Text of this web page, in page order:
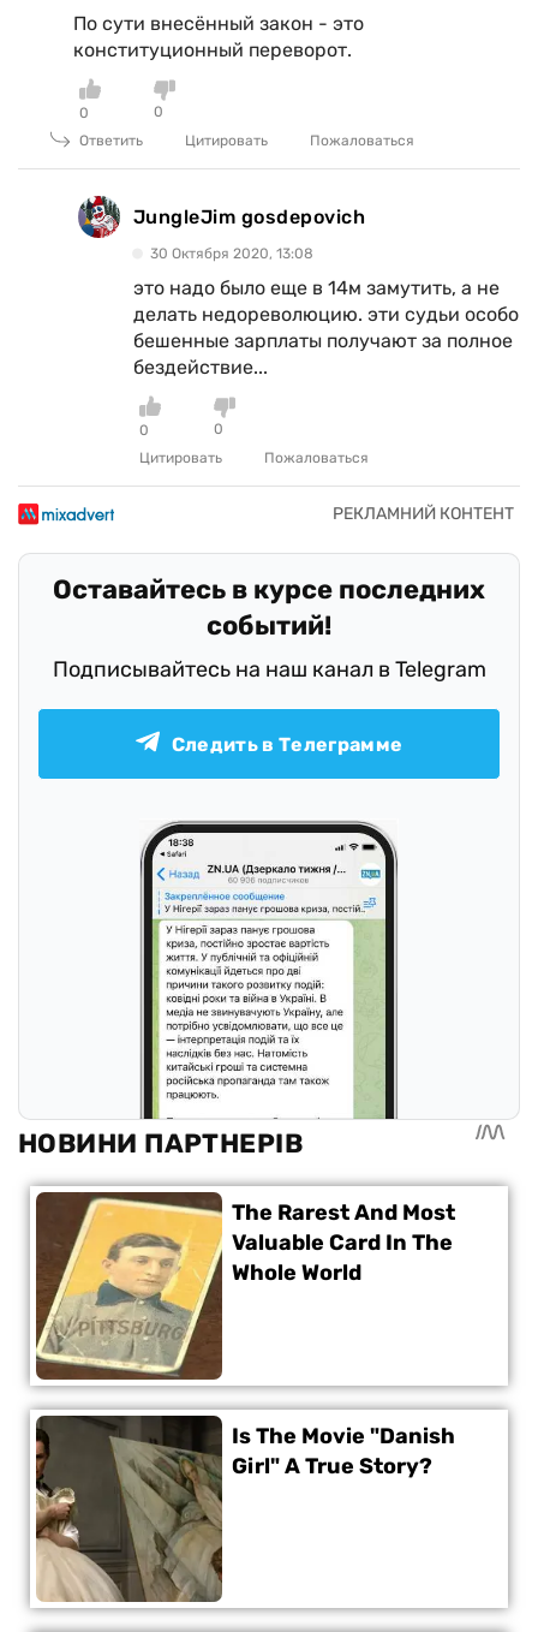
По сути внесённый закон - это
конституционный переворот.
0
0
Ответить
Цитировать Пожаловаться
JungleJim gosdepovich
30 Октября 2020, 13:08
это надо было еще в 14м замутить, а не
делать недореволюцию. эти судьи особо
бешенные зарплаты получают за полное
бездействие...
0
0
Цитировать
Пожаловаться
Оставайтесь в курсе последних
событий!
Подписывайтесь на наш канал в Telegram
Следить в Телеграмме